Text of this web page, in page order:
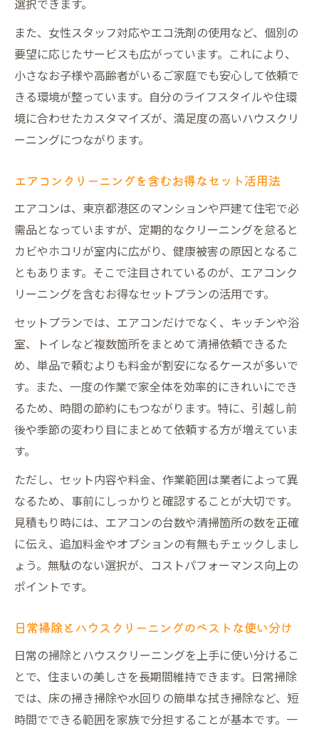
選択できます。
また、女性スタッフ対応やエコ洗剤の使用など、個別の
要望に応じたサービスも広がっています。これにより、
小さなお子様や高齢者がいるご家庭でも安心して依頼で
きる環境が整っています。自分のライフスタイルや住環
境に合わせたカスタマイズが、満足度の高いハウスクリ
ーニングにつながります。
エアコンクリーニングを含むお得なセット活用法
エアコンは、東京都港区のマンションや戸建て住宅で必
需品となっていますが、定期的なクリーニングを怠ると
カビやホコリが室内に広がり、健康被害の原因となるこ
ともあります。そこで注目されているのが、エアコンク
リーニングを含むお得なセットプランの活用です。
セットプランでは、エアコンだけでなく、キッチンや浴
室、トイレなど複数箇所をまとめて清掃依頼できるた
め、単品で頼むよりも料金が割安になるケースが多いで
す。また、一度の作業で家全体を効率的にきれいにでき
るため、時間の節約にもつながります。特に、引越し前
後や季節の変わり目にまとめて依頼する方が増えていま
す。
ただし、セット内容や料金、作業範囲は業者によって異
なるため、事前にしっかりと確認することが大切です。
見積もり時には、エアコンの台数や清掃箇所の数を正確
に伝え、追加料金やオプションの有無もチェックしまし
ょう。無駄のない選択が、コストパフォーマンス向上の
ポイントです。
日常掃除とハウスクリーニングのベストな使い分け
日常の掃除とハウスクリーニングを上手に使い分けるこ
とで、住まいの美しさを長期間維持できます。日常掃除
では、床の掃き掃除や水回りの簡単な拭き掃除など、短
時間でできる範囲を家族で分担することが基本です。一